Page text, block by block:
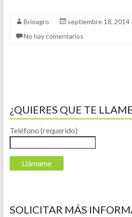
Brioagro septiembre 18, 2014
No hay comentarios
¿QUIERES QUE TE
Teléfono (requerido)
SOLICITAR MÁS